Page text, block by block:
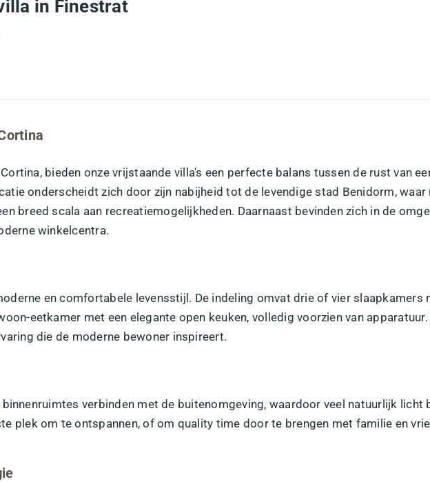
in Finestrat
bieden onze vrijstaande villa's een perfecte balans tussen de rust van
onderscheidt zich door zijn nabijheid tot de levendige stad Benidorm, waar
breed scala aan recreatiemogelijkheden. Daarnaast bevinden zich in de
winkelcentra.
en comfortabele levensstijl. De indeling omvat drie of vier slaapkamers
eetkamer met een elegante open keuken, volledig voorzien van
die de moderne bewoner inspireert.
verbinden met de buitenomgeving, waardoor veel natuurlijk licht
plek om te ontspannen, of om quality time door te brengen met familie en